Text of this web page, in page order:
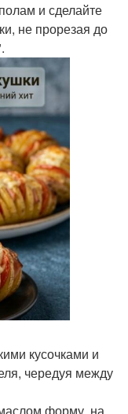
и сделайте
не прорезая до
кусочками и
чередуя между
форму, на